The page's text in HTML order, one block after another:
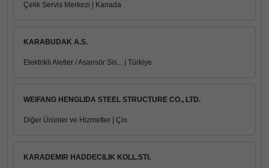
Çelik Servis Merkezi | Kanada
KARABUDAK A.S.
Elektrikli Aletler / Asansör Sis... | Türkiye
WEIFANG HENGLIDA STEEL STRUCTURE CO., LTD.
Diğer Ürünler ve Hizmetler | Çin
KARADEMIR HADDECILIK KOLL.STI.